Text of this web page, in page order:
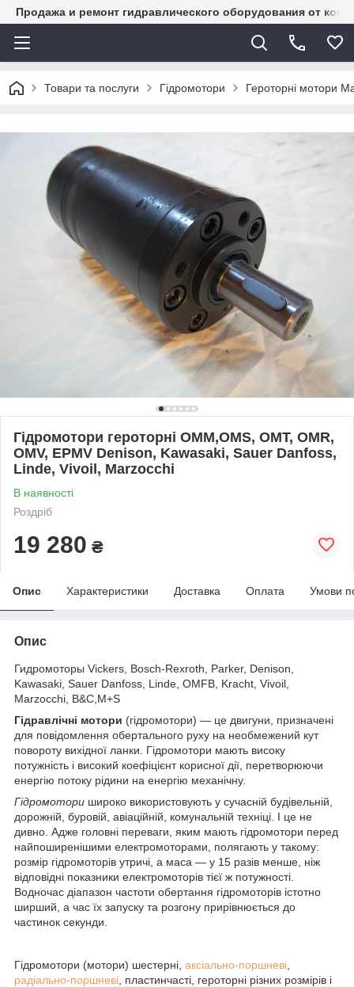
Продажа и ремонт гидравлического оборудования от
Товари та послуги Гідромотори Героторні мотори
Гідромотори героторні OMM,OMS, OMT, OMR,
OMV, EPMV Denison, Kawasaki, Sauer Danfoss,
Linde, Vivoil, Marzocchi
В наявності
Роздріб
19 280 ₴
Опис Характеристики Доставка Оплата Умови
Опис
Гидромоторы Vickers, Bosch-Rexroth, Parker, Denison,
Kawasaki, Sauer Danfoss, Linde, OMFB, Kracht, Vivoil,
Marzocchi, B&C,M+S
Гідравлічні мотори (гідромотори) — це двигуни, призначені
для повідомлення обертального руху на необмежений кут
повороту вихідної ланки. Гідромотори мають високу
потужність і високий коефіцієнт корисної дії, перетворюючи
енергію потоку рідини на енергію механічну.
Гідромотори широко використовують у сучасній будівельній,
дорожній, буровій, авіаційній, комунальній техніці. І це не
дивно. Адже головні переваги, яким мають гідромотори перед
найпоширенішими електромоторами, полягають у такому:
розмір гідромоторів утричі, а маса — у 15 разів менше, ніж
відповідні показники електромоторів тієї ж потужності.
Водночас діапазон частоти обертання гідромоторів істотно
ширший, а час їх запуску та розгону прирівнюється до
частинок секунди.
Гідромотори (мотори) шестерні, аксіально-поршневі
радіально-поршневі , пластинчасті, героторні різних розмірів і